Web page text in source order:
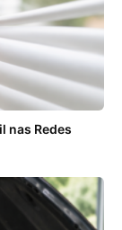
nas Redes